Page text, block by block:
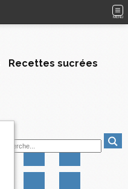
MENU
Recettes sucrées